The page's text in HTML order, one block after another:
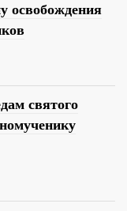
освобождения
святого